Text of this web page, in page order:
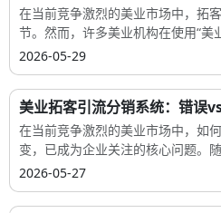
在当前竞争激烈的美业市场中，拓
节。然而，许多美业机构在使用“美
2026-05-29
美业拓客引流分销系统：错误
在当前竞争激烈的美业市场中，如
变，已成为企业关注的核心问题。
2026-05-27